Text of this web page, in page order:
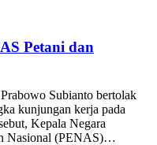
Petani dan
Subianto bertolak
kunjungan kerja pada
Kepala Negara
Nasional (PENAS)…